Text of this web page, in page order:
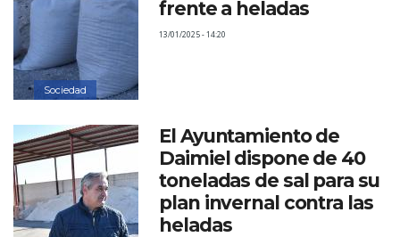
Sociedad
frente a heladas
13/01/2025 - 14:20
El Ayuntamiento de
Daimiel dispone de 40
toneladas de sal para su
plan invernal contra las
heladas